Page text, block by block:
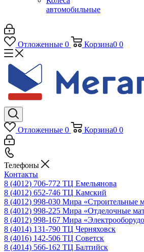
автомобильные
Отложенные 0 Корзина0 0
Отложенные 0 Корзина0 0
Телефоны
Контакты
8 (4012) 706-772 ТЦ Емельянова
8 (4012) 652-746 ТЦ Камский
8 (4012) 998-030 Мира «Строительные
8 (4012) 998-225 Мира «Отделочные
8 (4012) 998-167 Мира
8 (4014) 131-790 ТЦ Черняховск
8 (4016) 142-506 ТЦ Советск
8 (4014) 566-162 ТЦ Балтийск